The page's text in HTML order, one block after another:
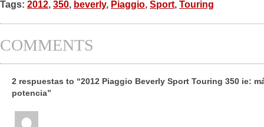
Tags: 2012, 350, beverly, Piaggio, Sport, Touring
COMMENTS
2 respuestas to “2012 Piaggio Beverly Sport Touring 350 ie:
potencia”